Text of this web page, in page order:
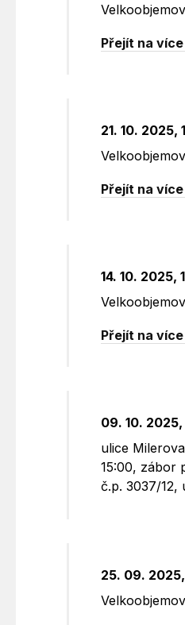
Přejít na
21. 10.
Přejít na
14. 10. 2025,
Přejít na
09. 10.
ulice
15:00, zábor
č.p. 3037/12,
25. 09.